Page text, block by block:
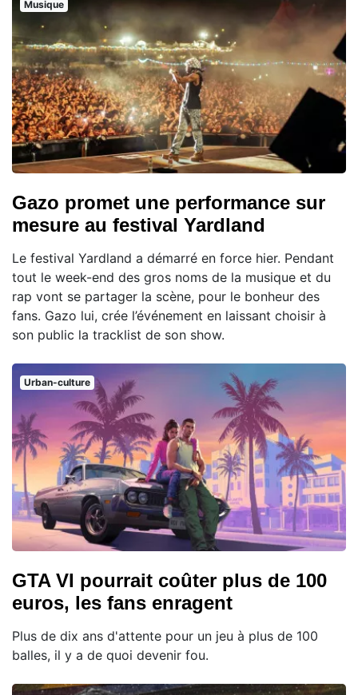
Musique
Gazo promet une performance sur
mesure au festival Yardland
Le festival Yardland a démarré en force hier. Pendant
tout le week-end des gros noms de la musique et du
rap vont se partager la scène, pour le bonheur des
fans. Gazo lui, crée l’événement en laissant choisir à
son public la tracklist de son show.
Urban-culture
GTA VI pourrait coûter plus de 100
euros, les fans enragent
Plus de dix ans d'attente pour un jeu à plus de 100
balles, il y a de quoi devenir fou.